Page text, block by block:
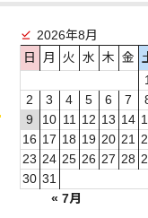
2026年8月
日
月 火 水 木 金
2
3 4 5 6 7
9
10 11 12 13 14
16 17 18 19 20 21
23 24 25 26 27 28
30 31
« 7月